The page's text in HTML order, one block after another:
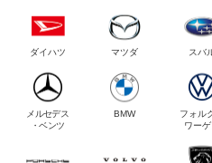
ダイハツ マツダ スバ
メルセデス
・ベンツ
BMW
フォル
ワーゲ